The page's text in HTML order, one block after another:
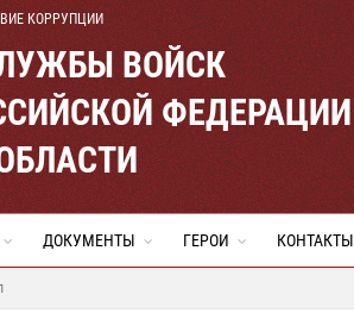
КОРРУПЦИИ
ВОЙСК
ФЕДЕРАЦИИ
ДОКУМЕНТЫ ГЕРОИ КОНТАКТЫ